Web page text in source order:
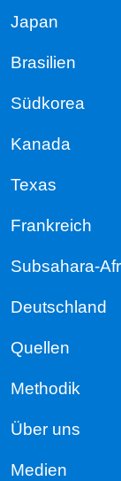
Japan
Brasilien
Südkorea
Kanada
Texas
Frankreich
Subsahara-
Deutschland
Quellen
Methodik
Über uns
Medien